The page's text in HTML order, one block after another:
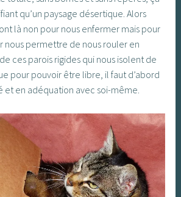
qu’un paysage désertique. Alors
là non pour nous enfermer mais pour
nous permettre de nous rouler en
ces parois rigides qui nous isolent de
pour pouvoir être libre, il faut d’abord
et en adéquation avec soi-même.